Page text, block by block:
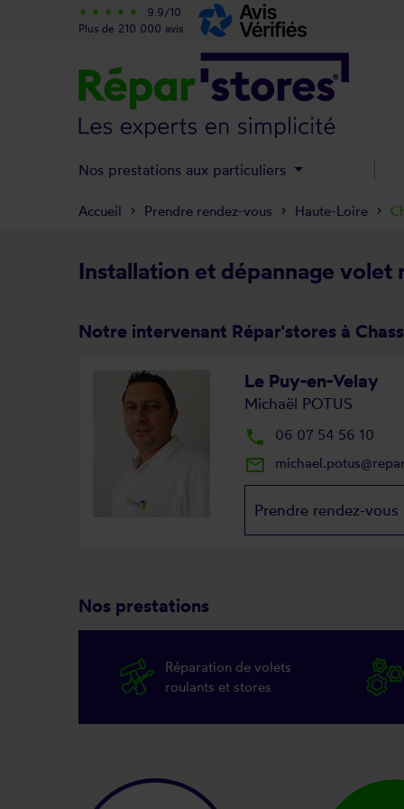
Installation et dépannage volet
Notre intervenant Répar'stores à
Le Puy-en-Velay
Michaël POTUS
local_phone 06 07 54 56 10
mail_outline
Prendre rendez-vous
Nos prestations
Réparation de volets
roulants et stores
Accueil Prendre rendez-vous Haute-Loire
star_rate star_rate star_rate star_rate star_rate
9.9/10
Plus de 210 000 avis
Nos prestations aux particuliers